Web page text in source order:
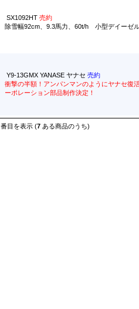
SX1092HT 売約
除雪幅92cm、9.3馬力、60t/h 小型デイーゼ
Y9-13GMX YANASE ヤナセ 売約
衝撃の半額！アンパンマンのようにヤナセ復
ーポレーション部品制作決定！
番目を表示 (7 ある商品のうち)